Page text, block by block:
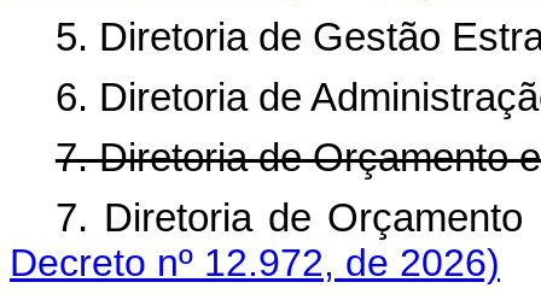
5. Diretoria de Gestão
6. Diretoria de
7. Diretoria de Orçamento
7. Diretoria de
Decreto nº 12.972, de 2026)